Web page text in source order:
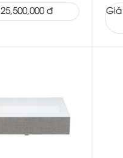
25,500,000 đ